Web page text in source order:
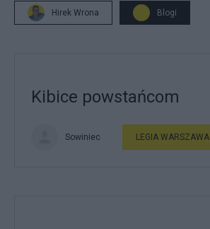
Hirek Wrona Blogi
Kibice powstańcom
Sowiniec LEGIA WARSZAWA